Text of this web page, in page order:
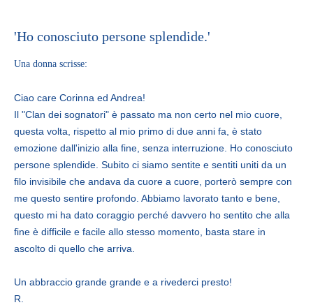
'Ho conosciuto persone splendide.'
Una donna scrisse:
Ciao care Corinna ed Andrea!
Il "Clan dei sognatori" è passato ma non certo nel mio cuore,
questa volta, rispetto al mio primo di due anni fa, è stato
emozione dall'inizio alla fine, senza interruzione. Ho conosciuto
persone splendide. Subito ci siamo sentite e sentiti uniti da un
filo invisibile che andava da cuore a cuore, porterò sempre con
me questo sentire profondo. Abbiamo lavorato tanto e bene,
questo mi ha dato coraggio perché davvero ho sentito che alla
fine è difficile e facile allo stesso momento, basta stare in
ascolto di quello che arriva.
Un abbraccio grande grande e a rivederci presto!
R.